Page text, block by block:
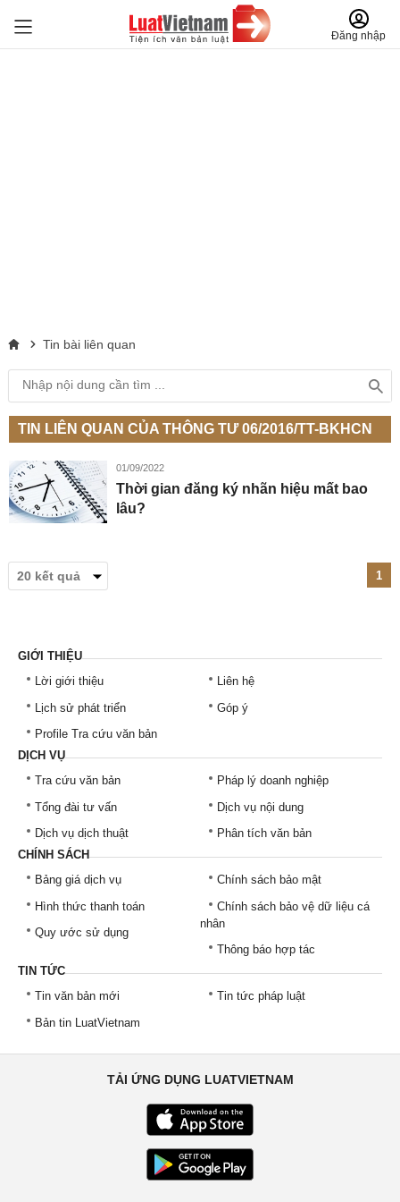
Đăng nhập
Tin bài liên quan
TIN LIÊN QUAN CỦA THÔNG TƯ 06/2016/TT-BKHCN
01/09/2022
Thời gian đăng ký nhãn hiệu mất bao
lâu?
1
GIỚI THIỆU
Lời giới thiệu
Lịch sử phát triển
Profile Tra cứu văn bản
Liên hệ
Góp ý
DỊCH VỤ
Tra cứu văn bản
Tổng đài tư vấn
Dịch vụ dịch thuật
Pháp lý doanh nghiệp
Dịch vụ nội dung
Phân tích văn bản
CHÍNH SÁCH
Bảng giá dịch vụ
Hình thức thanh toán
Quy ước sử dụng
Chính sách bảo mật
Chính sách bảo vệ dữ liệu cá
nhân
Thông báo hợp tác
TIN TỨC
Tin văn bản mới
Bản tin LuatVietnam
Tin tức pháp luật
TẢI ỨNG DỤNG LUATVIETNAM